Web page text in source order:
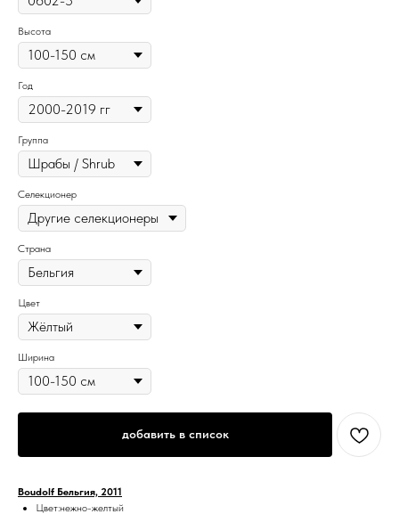
Высота
Год
Группа
Селекционер
Страна
Цвет
Ширина
добавить в список
Boudolf Бельгия, 2011
Цвет:нежно-желтый